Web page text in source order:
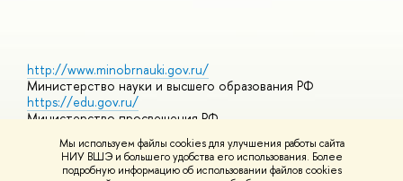
Мы используем файлы cookies для улучшения работы сайта
НИУ ВШЭ и большего удобства его использования. Более
подробную информацию об использовании файлов cookies
http://www.minobrnauki.gov.ru/
Министерство науки и высшего образования РФ
https://edu.gov.ru/
Министерство просвещения РФ
Массовые открытые онлайн-курсы